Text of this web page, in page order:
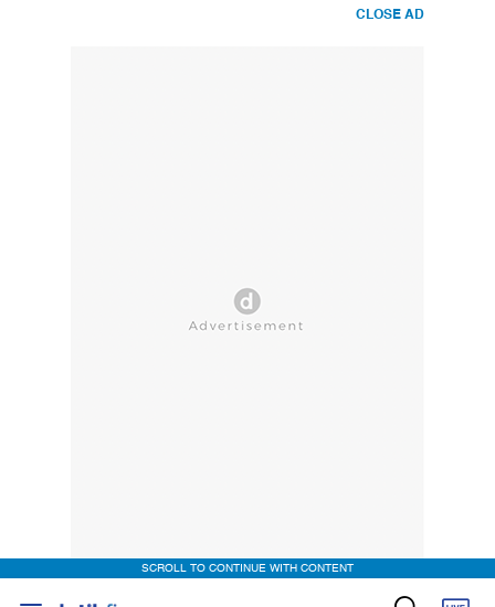
CLOSE AD
SCROLL TO CONTINUE WITH CONTENT